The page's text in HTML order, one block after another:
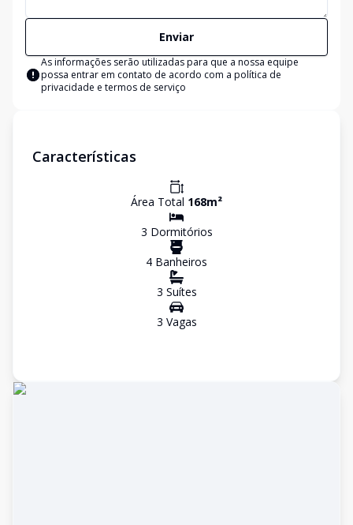
Enviar
As informações serão utilizadas para que a nossa equipe
possa entrar em contato de acordo com a política de
privacidade e termos de serviço
Características
Área Total 168m²
3 Dormitórios
4 Banheiros
3 Suítes
3 Vagas